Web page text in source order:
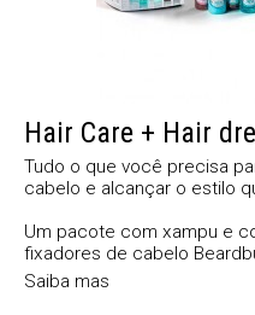
Hair Care + Hair
Tudo o que você precisa
cabelo e alcançar o estilo
Um pacote com xampu e
fixadores de cabelo
Saiba mas